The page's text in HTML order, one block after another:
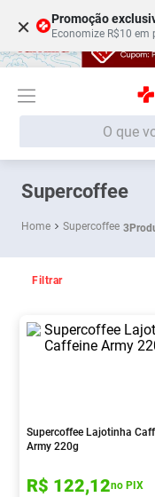
× Promoção
Economize R$10 em
O que você está
Supercoffee
Supercoffee 3
Filtrar
Supercoffee Lajotinha
Army 220g
R$ 122,12no PIX
Termos mais
1 º Fralda
3º
5º Fralda G
9º Vitamina D
10 º Soro